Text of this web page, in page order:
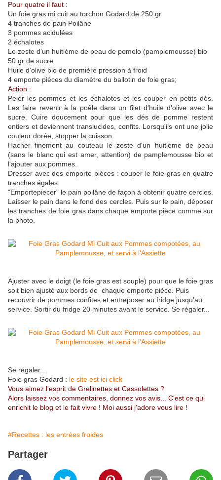
Pour quatre il faut :
Un foie gras mi cuit au torchon Godard de 250 gr
4 tranches de pain Poilâne
3 pommes acidulées
2 échalotes
Le zeste d'un huitième de peau de pomelo (pamplemousse) bio
50 gr de sucre
Huile d'olive bio de première pression à froid
4 emporte pièces du diamètre du ballotin de foie gras;
Action :
Peler les pommes et les échalotes et les couper en petits dés.
Les faire revenir à la poêle dans un filet d'huile d'olive avec le
sucre. Cuire doucement pour que les dés de pomme restent
entiers et deviennent translucides, confits. Lorsqu'ils ont une jolie
couleur dorée, stopper la cuisson.
Hacher finement au couteau le zeste d'un huitième de peau
(sans le blanc qui est amer, attention) de pamplemousse bio et
l'ajouter aux pommes.
Dresser avec des emporte pièces : couper le foie gras en quatre
tranches égales.
"Emportepiecer" le pain poilâne de façon à obtenir quatre cercles.
Laisser le pain dans le fond des cercles. Puis sur le pain, déposer
les tranches de foie gras dans chaque emporte pièce comme sur
la photo.
Ajuster avec le doigt (le foie gras est souple) pour que le foie gras
soit bien ajusté aux bords de chaque emporte pièce. Puis
recouvrir de pommes confites et entreposer au fridge jusqu'au
service. Sortir du fridge 20 minutes avant le service. Se régaler...
Se régaler...
Foie gras Godard : le site est ici click
Vous aimez l'esprit de Grelinettes et Cassolettes ?
Alors laissez vos commentaires, donnez vos avis... C'est ce qui
enrichit le blog et le fait vivre ! Moi aussi j'adore vous lire !
#Recettes : les entrées froides
Partager